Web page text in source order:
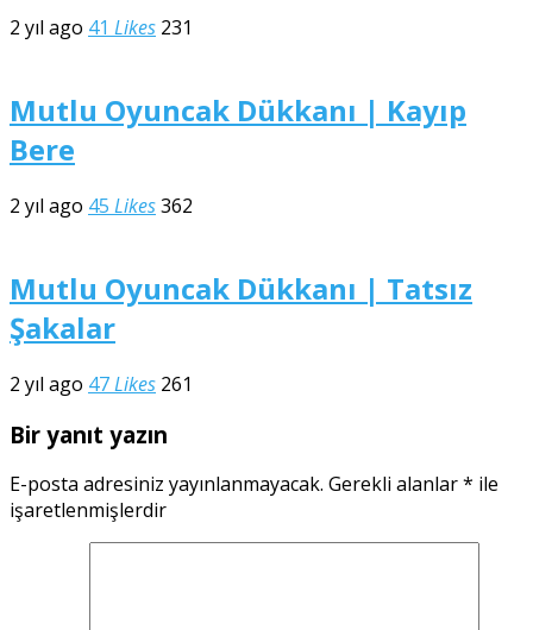
2 yıl ago 41 Likes 231
Mutlu Oyuncak Dükkanı | Kayıp
Bere
2 yıl ago 45 Likes362
Mutlu Oyuncak Dükkanı | Tatsız
Şakalar
2 yıl ago 47Likes 261
Bir yanıt yazın
E-posta adresiniz yayınlanmayacak. Gerekli alanlar* ile
işaretlenmişlerdir